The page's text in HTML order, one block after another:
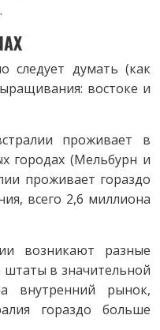
следует думать (как
востоке и
проживает в
городах (Мельбурн и
проживает гораздо
всего 2,6 миллиона
возникают разные
в значительной
внутренний рынок,
гораздо больше